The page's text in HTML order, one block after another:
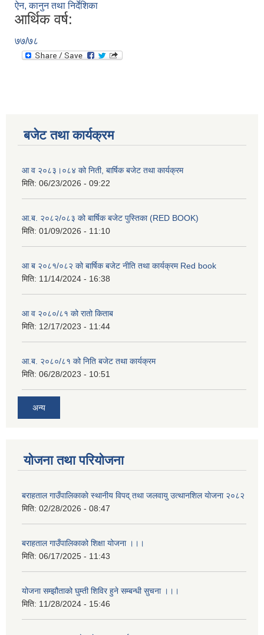
ऐन, कानुन तथा निर्देशिका
आर्थिक वर्ष:
७७/७८
बजेट तथा कार्यक्रम
आ व २०८३।०८४ को निती, बार्षिक बजेट तथा कार्यक्रम
मिति: 06/23/2026 - 09:22
आ.ब. २०८२/०८३ को बार्षिक बजेट पुस्तिका (RED BOOK)
मिति: 01/09/2026 - 11:10
आ ब २०८१/०८२ को बार्षिक बजेट नीति तथा कार्यक्रम Red book
मिति: 11/14/2024 - 16:38
आ व २०८०/८१ को रातो किताब
मिति: 12/17/2023 - 11:44
आ.ब. २०८०/८१ को निति बजेट तथा कार्यक्रम
मिति: 06/28/2023 - 10:51
अन्य
योजना तथा परियोजना
बराहताल गाउँपालिकाकाे स्थानीय विपद् तथा जलवायु उत्थानशिल याेजना २०८२
मिति: 02/28/2026 - 08:47
बराहताल गाउँपालिकाको शिक्षा योजना ।।।
मिति: 06/17/2025 - 11:43
योजना सम्झौताको घुम्ती शिविर हुने सम्बन्धी सुचना ।।।
मिति: 11/28/2024 - 15:46